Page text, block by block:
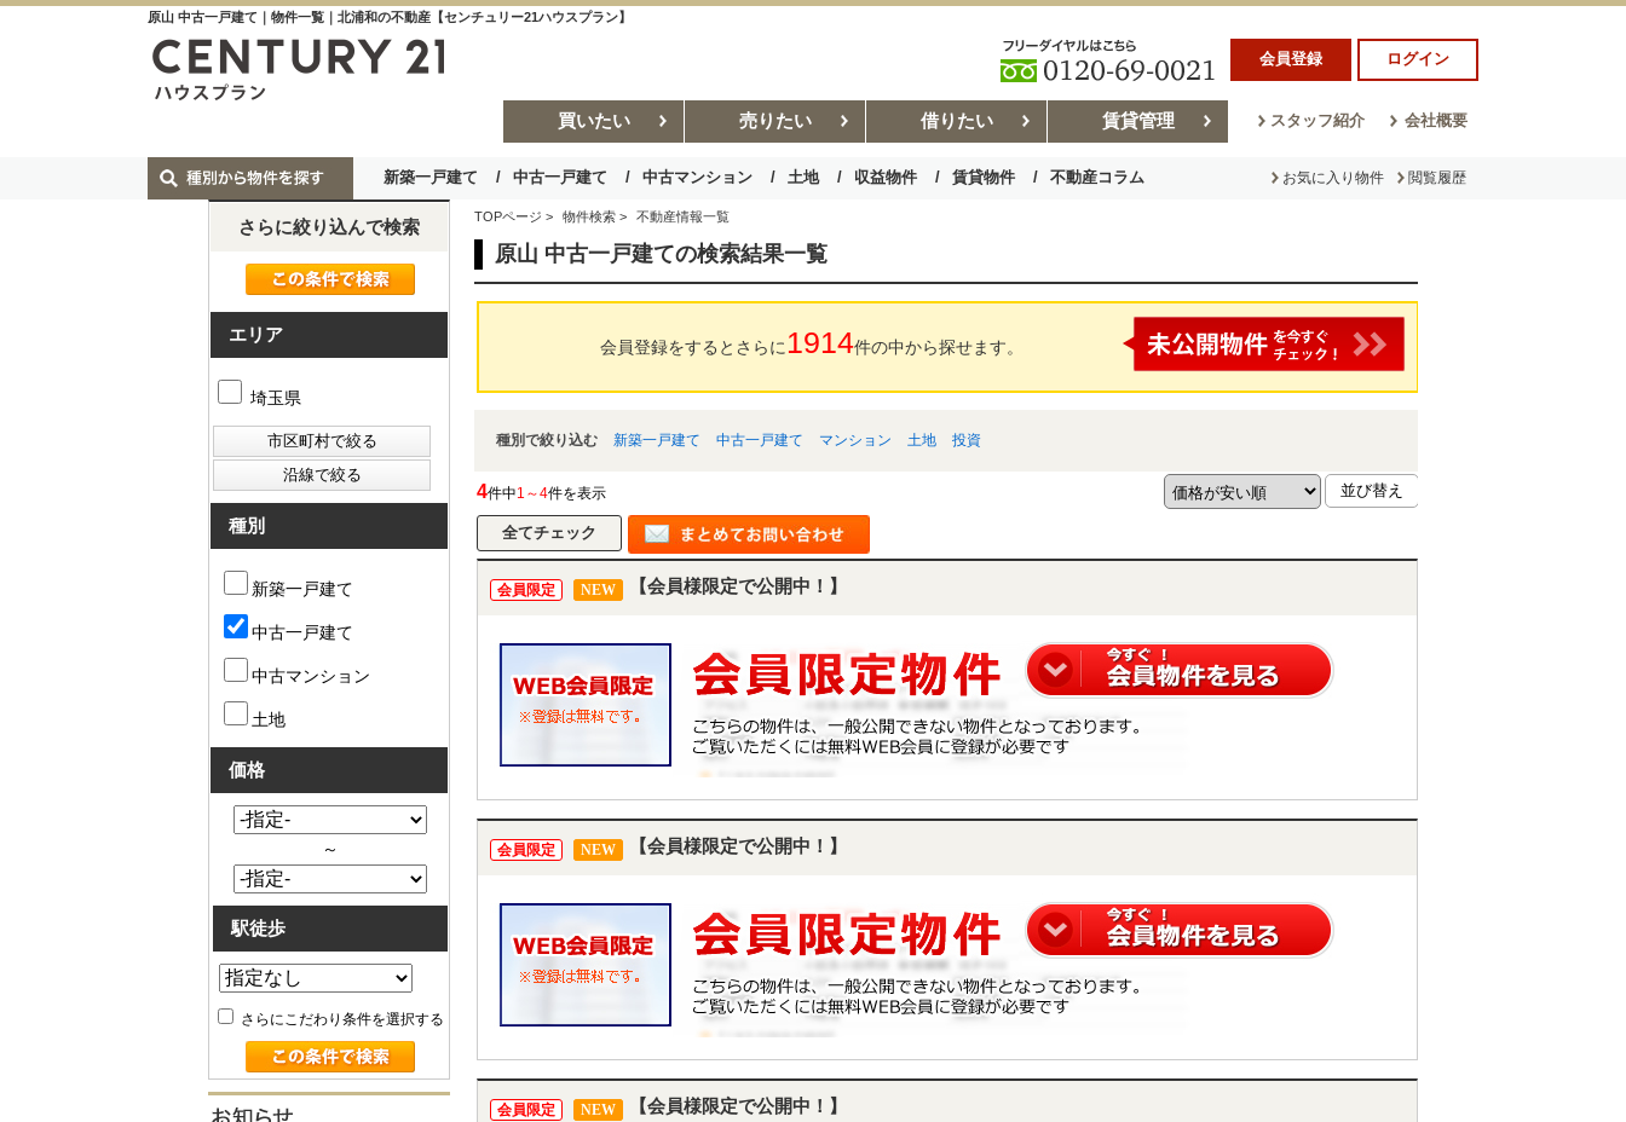
原山 中古一戸建て｜物件一覧｜北浦和の不動産【センチュリー21ハウスプラン】
会員登録 ログイン
買いたい 売りたい 借りたい 賃貸管理 スタッフ紹介 会社概要
新築一戸建て 中古一戸建て 中古マンション 土地 収益物件 賃貸物件 不動産コラム お気に入り物件 閲覧履歴
TOPページ > 物件検索 > 不動産情報一覧
原山 中古一戸建ての検索結果一覧
会員登録をするとさらに 1914件の中から探せます。
種別で絞り込む 新築一戸建て 中古一戸建て マンション 土地 投資
4件中1～4件を表示
会員限定 NEW 【会員様限定で公開中！】
会員限定 NEW 【会員様限定で公開中！】
会員限定 NEW 【会員様限定で公開中！】
さらに絞り込んで検索
エリア
埼玉県
種別
新築一戸建て
中古一戸建て
中古マンション
土地
価格
～
駅徒歩
さらにこだわり条件を選択する